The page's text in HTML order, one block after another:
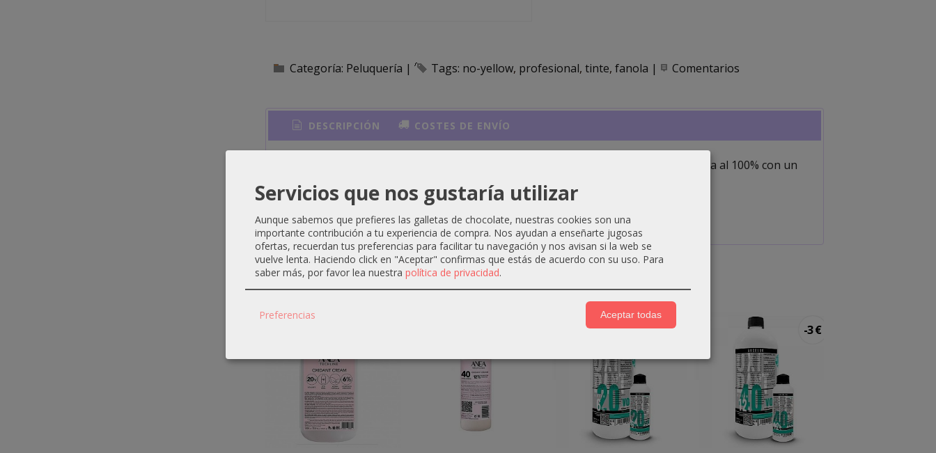
Categoría: Peluquería | Tags: no-yellow profesional tinte fanola | Comentarios
DESCRIPCIÓN COSTES DE ENVÍO
es una coloración capilar de alta calidad. Cubre la cana al 100% con un
Productos Relacionados
-3 € -3 €
Servicios que nos gustaría utilizar
Aunque sabemos que prefieres las galletas de chocolate, nuestras cookies son una
importante contribución a tu experiencia de compra. Nos ayudan a enseñarte jugosas
ofertas, recuerdan tus preferencias para facilitar tu navegación y nos avisan si la web se
vuelve lenta. Haciendo click en "Aceptar" confirmas que estás de acuerdo con su uso. Para
saber más, por favor lea nuestra política de privacidad.
Preferencias Aceptar todas